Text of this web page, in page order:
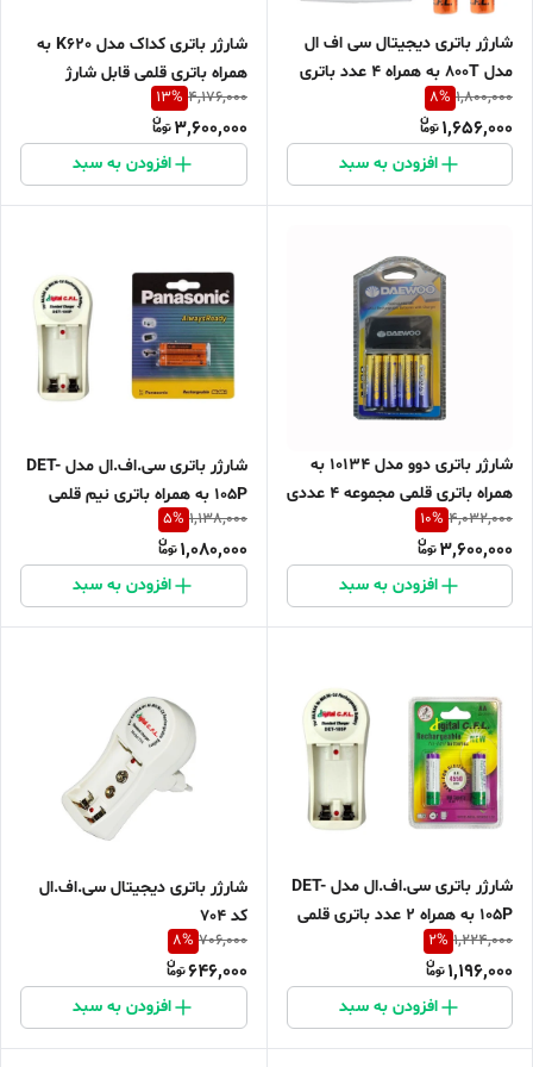
شارژر باتری دیجیتال سی اف ال
مدل 800T به همراه 4 عدد باتری
1,800,000
8%
1,656,000
افزودن به سبد
شارژر باتری کداک مدل K620 به
همراه باتری قلمی قابل شارژ
4,176,000
13%
3,600,000
افزودن به سبد
شارژر باتری دوو مدل 10134 به
همراه باتری قلمی مجموعه 4 عددی
4,032,000
10%
3,600,000
افزودن به سبد
شارژر باتری سی.اف.ال مدل DET-
105P به همراه باتری نیم قلمی
قابل شارژ بسته 2 عددی
1,138,000
5%
1,080,000
افزودن به سبد
شارژر باتری سی.اف.ال مدل DET-
105P به همراه 2 عدد باتری قلمی
قابل شارژ سی اف ال
1,224,000
2%
1,196,000
افزودن به سبد
شارژر باتری دیجیتال سی.اف.ال
کد 704
706,000
8%
646,000
افزودن به سبد